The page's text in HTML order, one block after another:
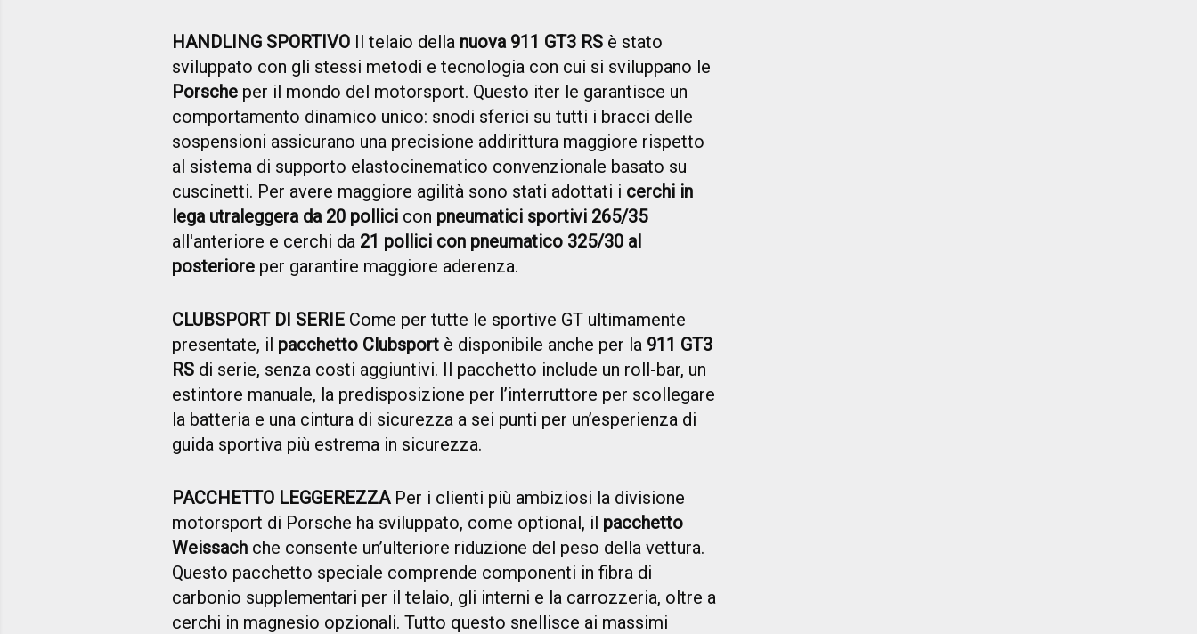
HANDLING SPORTIVO Il telaio della nuova 911 GT3 RS è stato
sviluppato con gli stessi metodi e tecnologia con cui si sviluppano le
Porsche per il mondo del motorsport. Questo iter le garantisce un
comportamento dinamico unico: snodi sferici su tutti i bracci delle
sospensioni assicurano una precisione addirittura maggiore rispetto
al sistema di supporto elastocinematico convenzionale basato su
cuscinetti. Per avere maggiore agilità sono stati adottati i cerchi in
lega utraleggera da 20 pollici con pneumatici sportivi 265/35
all'anteriore e cerchi da 21 pollici con pneumatico 325/30 al
posteriore per garantire maggiore aderenza.
CLUBSPORT DI SERIE Come per tutte le sportive GT ultimamente
presentate, il pacchetto Clubsport è disponibile anche per la 911 GT3
RS di serie, senza costi aggiuntivi. Il pacchetto include un roll-bar, un
estintore manuale, la predisposizione per l’interruttore per scollegare
la batteria e una cintura di sicurezza a sei punti per un’esperienza di
guida sportiva più estrema in sicurezza.
PACCHETTO LEGGEREZZAPer i clienti più ambiziosi la divisione
motorsport di Porsche ha sviluppato, come optional, il pacchetto
Weissach che consente un’ulteriore riduzione del peso della vettura.
Questo pacchetto speciale comprende componenti in fibra di
carbonio supplementari per il telaio, gli interni e la carrozzeria, oltre a
cerchi in magnesio opzionali. Tutto questo snellisce ai massimi